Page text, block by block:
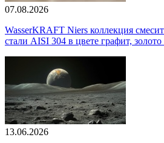
07.08.2026
WasserKRAFT Niers коллекция
стали AISI 304 в цвете графит,
13.06.2026